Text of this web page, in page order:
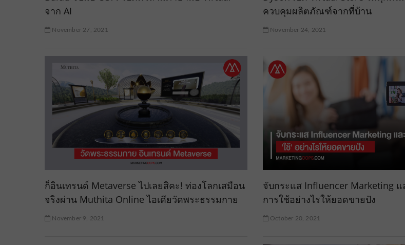
จาก AI
November 27, 2021
ควบคุมผลิตภัณฑ์จากที่บ้าน
November 24, 2021
ก็อินเทรนด์ Metaverse ไปเลยสิคะ! ท่องโลกเสมือน
จริงผ่าน Muthita Online ไอเดียวัดพระธรรมกาย
November 9, 2021
จับกระแส Influencer Marketing
การใช้อย่างไรให้ยอดขายปัง
October 20, 2021